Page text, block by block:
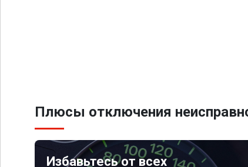
Плюсы отключения
Избавьтесь от всех